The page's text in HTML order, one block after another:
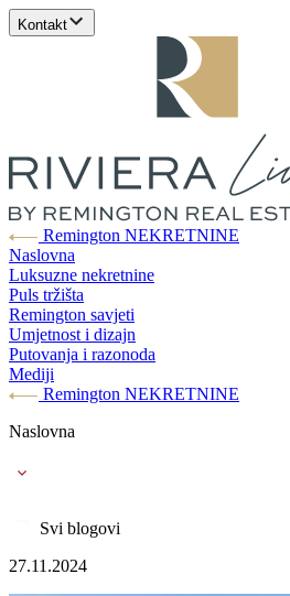
Kontakt
Remington NEKRETNINE
Naslovna
Luksuzne nekretnine
Puls tržišta
Remington savjeti
Umjetnost i dizajn
Putovanja i razonoda
Mediji
Remington NEKRETNINE
Naslovna
Svi blogovi
27.11.2024